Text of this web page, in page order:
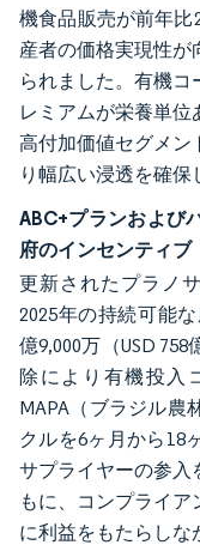
機食品販売が前年比
産者の価格実現性が
られました。有機
レミアムが栄養単位
高付加価値セグメン
り幅広い浸透を確保
ABC+プランおよび
府のインセンティブ
更新されたプラノ
2025年の持続可能
億9,000万（USD
除により有機投入
MAPA（ブラジル農
クルを6ヶ月から18
サプライヤーの参入
もに、コンプライ
に利益をもたらしな